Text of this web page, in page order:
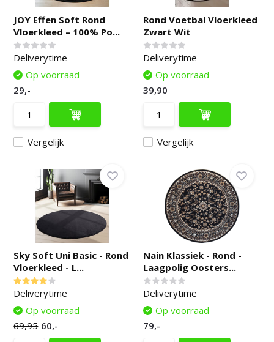
JOY Effen Soft Rond
Vloerkleed – 100% Po...
Deliverytime
Vergelijk
Op voorraad
29,-
Rond Voetbal Vloerkleed
Zwart Wit
Deliverytime
Vergelijk
Op voorraad
39,90
Sky Soft Uni Basic - Rond
Vloerkleed - L...
Deliverytime
Op voorraad
69,95 60,-
Nain Klassiek - Rond -
Laagpolig Oosters...
Deliverytime
Op voorraad
79,-